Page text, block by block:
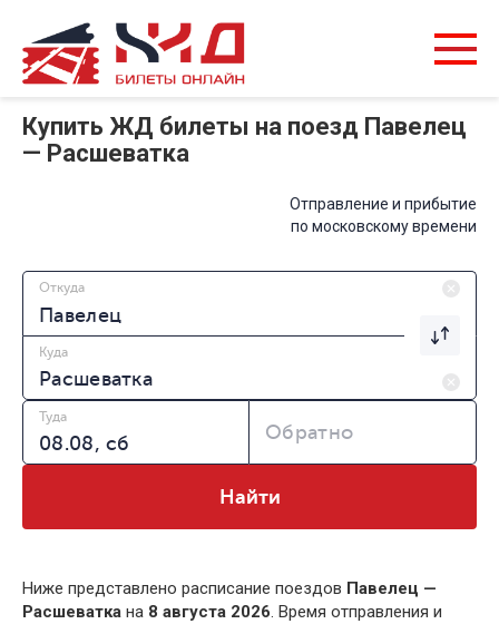
Купить ЖД билеты на поезд Павелец
— Расшеватка
Отправление и прибытие
по московскому времени
Откуда
Куда
Туда
Обратно
Найти
Ниже представлено расписание поездов Павелец —
Расшеватка на 8 августа 2026. Время отправления и